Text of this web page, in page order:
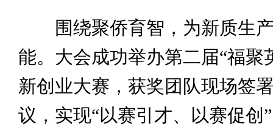
围绕聚侨育智，为新质生产
能。大会成功举办第二届“福聚
新创业大赛，获奖团队现场签
议，实现“以赛引才、以赛促创